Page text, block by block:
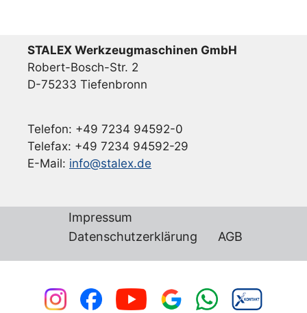
STALEX Werkzeugmaschinen GmbH
Robert-Bosch-Str. 2
D-75233 Tiefenbronn
Telefon: +49 7234 94592-0
Telefax: +49 7234 94592-29
E-Mail: info@stalex.de
Impressum
Datenschutzerklärung
AGB